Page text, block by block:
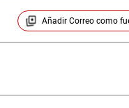
Añadir Correocomo